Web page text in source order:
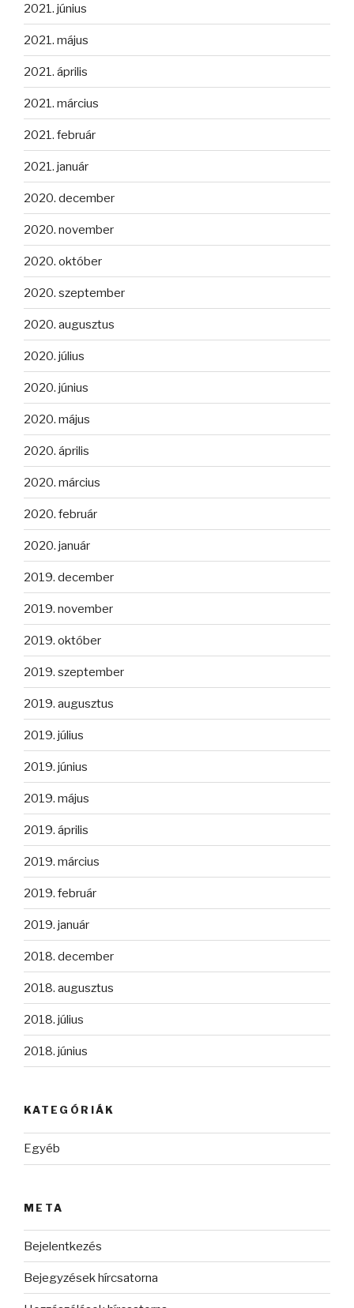
2021. június
2021. május
2021. április
2021. március
2021. február
2021. január
2020. december
2020. november
2020. október
2020. szeptember
2020. augusztus
2020. július
2020. június
2020. május
2020. április
2020. március
2020. február
2020. január
2019. december
2019. november
2019. október
2019. szeptember
2019. augusztus
2019. július
2019. június
2019. május
2019. április
2019. március
2019. február
2019. január
2018. december
2018. augusztus
2018. július
2018. június
KATEGÓRIÁK
Egyéb
META
Bejelentkezés
Bejegyzések hírcsatorna